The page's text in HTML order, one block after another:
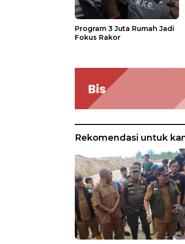
Program 3 Juta Rumah Jadi
Fokus Rakor
Rekomendasi untuk